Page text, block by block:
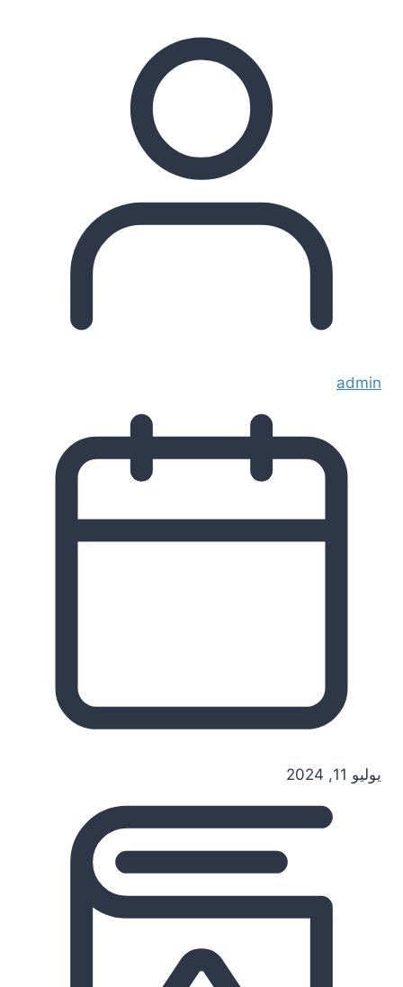
admin
يوليو 11, 2024